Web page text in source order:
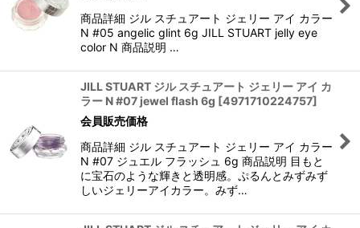
商品詳細 ジル スチュアート ジェリー アイ カラー
N #05 angelic glint 6g JILL STUART jelly eye
color N 商品説明 …
JILL STUART ジル スチュアート ジェリー アイ カ
ラー N #07 jewel flash 6g [4971710224757]
会員販売価格
商品詳細 ジル スチュアート ジェリー アイ カラー
N #07 ジュエル フラッシュ 6g 商品説明 目もと
に宝石のような輝きと透明感。ぷるんとみずみず
しいジェリーアイカラー。みず…